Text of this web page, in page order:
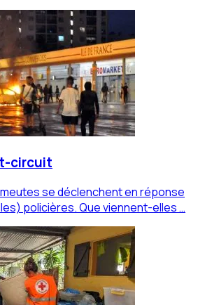
circuit
se déclenchent en réponse
policières. Que viennent-elles …